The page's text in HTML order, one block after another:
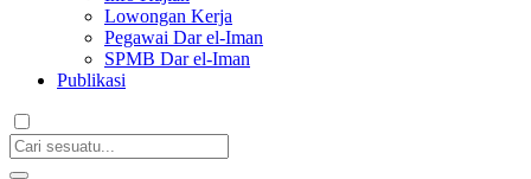
Lowongan Kerja
Pegawai Dar el-Iman
SPMB Dar el-Iman
Publikasi